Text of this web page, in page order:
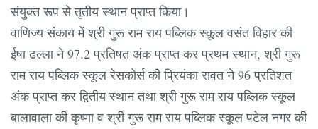
संयुक्त रूप से तृतीय स्थान प्राप्त किया।
वाणिज्य संकाय में श्री गुरू राम राय पब्लिक स्कूल वसंत विहार की
ईषा ढल्ला ने 97.2 प्रतिषत अंक प्राप्त कर प्रथम स्थान, श्री गुरू
राम राय पब्लिक स्कूल रेसकोर्स की प्रियंका रावत ने 96 प्रतिशत
अंक प्राप्त कर द्वितीय स्थान तथा श्री गुरू राम राय पब्लिक स्कूल
बालावाला की कृष्णा व श्री गुरू राम राय पब्लिक स्कूल पटेल नगर की